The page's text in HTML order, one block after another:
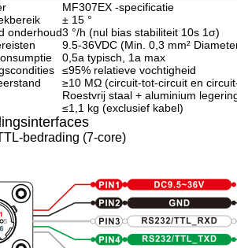
MF307EX -specificatie
± 15 °
onderhoud3 °/h (nul bias stabiliteit 10s 1σ)
9.5-36VDC (Min. 0,3 mm²
0,5a typisch, 1a max
≤95% relatieve vochtigheid
≥10 MΩ (circuit-tot-circuit en
Roestvrij staal + aluminium
≤1,1 kg (exclusief kabel)
bedrading (7-core)